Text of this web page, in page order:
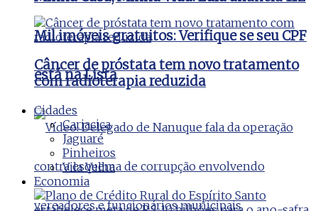
Mil imóveis gratuitos: Verifique se seu CPF
está na Lista
Câncer de próstata tem novo tratamento
com radioterapia reduzida
Cidades
Cariacica
Jaguaré
Pinheiros
Vila Velha
Economia